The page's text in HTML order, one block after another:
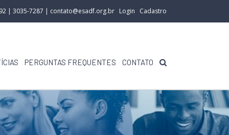
| 3035-7287 | contato@esadf.org.br Login Cadastro
PERGUNTAS FREQUENTES CONTATO